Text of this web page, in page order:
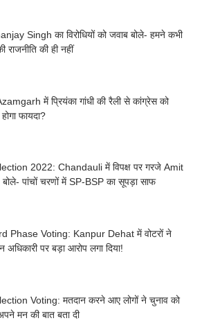
Singh का विरोधियों को जवाब बोले- हमने कभी
राजनीति की ही नहीं
में प्रियंका गांधी की रैली से कांग्रेस को
फायदा?
2022: Chandauli में विपक्ष पर गरजे Amit
पांचों चरणों में SP-BSP का सूपड़ा साफ
Phase Voting: Kanpur Dehat में वोटरों ने
अधिकारी पर बड़ा आरोप लगा दिया!
Voting: मतदान करने आए लोगों ने चुनाव को
मन की बात बता दी